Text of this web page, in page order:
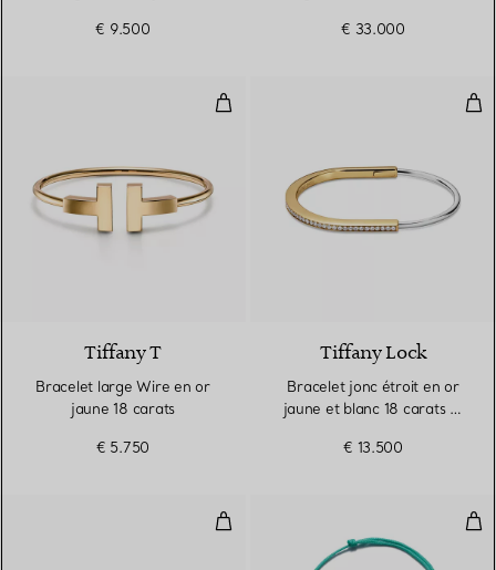
€ 9.500
€ 33.000
Bracelet large Wire en or jaune
Tiffany T
Bracelet large Wire en or
jaune 18 carats
€ 5.750
Tiffany Lock
Bracelet jonc étroit en or
jaune et blanc 18 carats et
cercle
€ 13.500
Bracelet jonc en or jaune et